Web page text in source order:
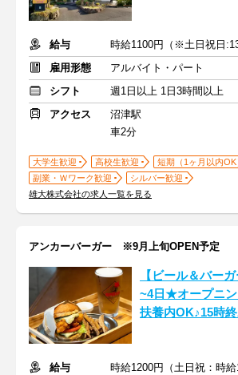
給与
雇用形態
アルバイト・パート
シフト
週1日以上 1日3時間以上
アクセス
沼津駅
車2分
大学生歓迎 高校生歓迎
短期（1ヶ月以内OK
副業・Ｗワーク歓迎
シルバー歓迎
雄大株式会社の求人一覧を見る
アンカーバーガー ※9月上旬OPEN予定
【ビール＆バー
~4日★オープニン
扶養内OK♪15時
給与
時給1200円（土日祝：時